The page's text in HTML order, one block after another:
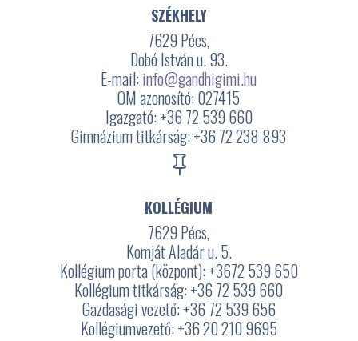
SZÉKHELY
7629 Pécs,
Dobó István u. 93.
E-mail:info@gandhigimi.hu
OM azonosító: 027415
Igazgató: +36 72 539 660
Gimnázium titkárság: +36 72 238 893

KOLLÉGIUM
7629 Pécs,
Komját Aladár u. 5.
Kollégium porta (központ): +3672 539 650
Kollégium titkárság: +36 72 539 660
Gazdasági vezető: +36 72 539 656
Kollégiumvezető: +36 20 210 9695